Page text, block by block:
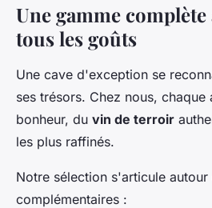
Une gamme
tous les goûts
Une cave d'exception se
ses trésors. Chez nous, chaque
bonheur, du vin de terroir
les plus raffinés.
Notre sélection s'articule
complémentaires :